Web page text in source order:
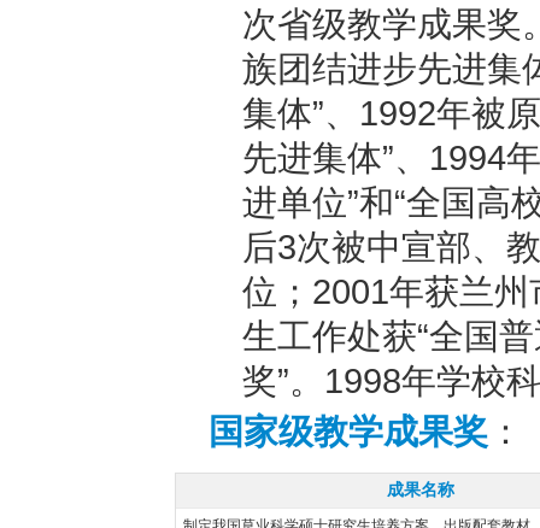
次省级教学成果奖
族团结进步先进集
集体”、1992年被
先进集体”、1994
进单位”和“全国高
后3次被中宣部、
位；2001年获兰州
生工作处获“全国
奖”。1998年学校
国家级教学成果奖 ：
成果名称